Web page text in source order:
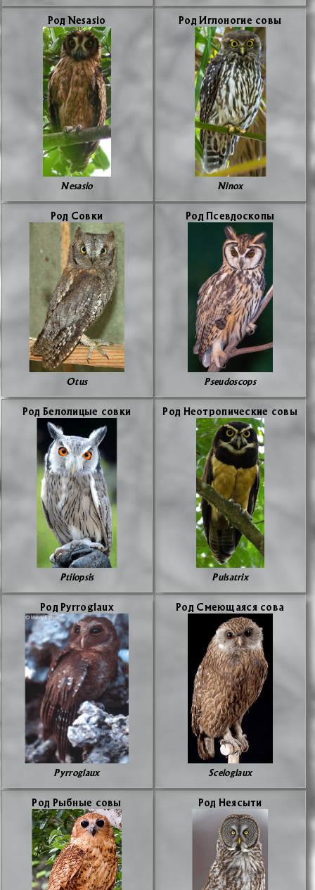
Род Nesasio
Nesasio
Род Иг­ло­но­гие со­вы
Ninox
Род Сов­ки
Otus
Род Псев­до­ско­пы
Pseudoscops
Род Бе­ло­ли­цые сов­ки
Ptilopsis
Род Неотро­пи­че­ские со­вы
Pulsatrix
Род Pyrroglaux
Pyrroglaux
Род Сме­ю­ща­я­ся со­ва
Sceloglaux
Род Рыб­ные со­вы Род Неясы­ти